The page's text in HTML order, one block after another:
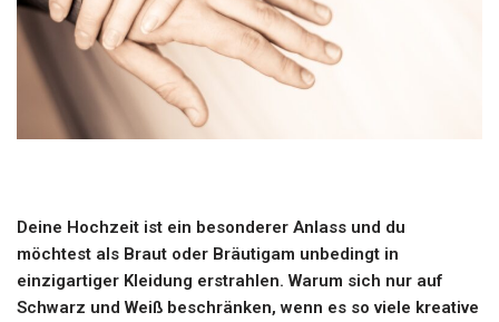
Deine Hochzeit ist ein besonderer Anlass und du
möchtest als Braut oder Bräutigam unbedingt in
einzigartiger Kleidung erstrahlen. Warum sich nur auf
Schwarz und Weiß beschränken, wenn es so viele kreative